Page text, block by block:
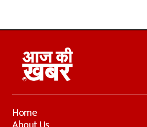
Home